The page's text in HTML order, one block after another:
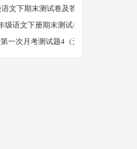
文下期末测试卷及答案
级语文下册期末测试卷
一次月考测试题4（无答案）